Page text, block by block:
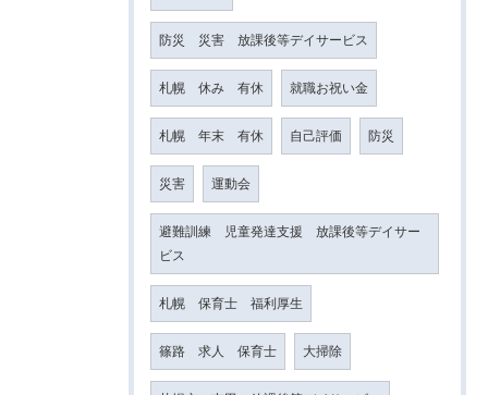
防災 災害 放課後等デイサービス
札幌 休み 有休 就職お祝い金
札幌 年末 有休 自己評価 防災
災害 運動会
避難訓練 児童発達支援 放課後等デイサー
ビス
札幌 保育士 福利厚生
篠路 求人 保育士 大掃除